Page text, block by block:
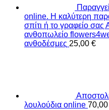
online. Η καλύτερη
σπίτι ή το γραφείο
ανθοπωλείο
ανθοδέσμες 25,00 €
λουλούδια online 70,00